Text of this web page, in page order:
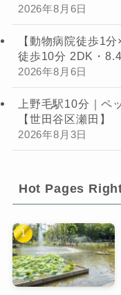
2026年8月6日
【動物病院徒歩1
徒歩10分 2DK・
2026年8月6日
上野毛駅10分｜ペ
【世田谷区瀬田】
2026年8月3日
Hot Pages